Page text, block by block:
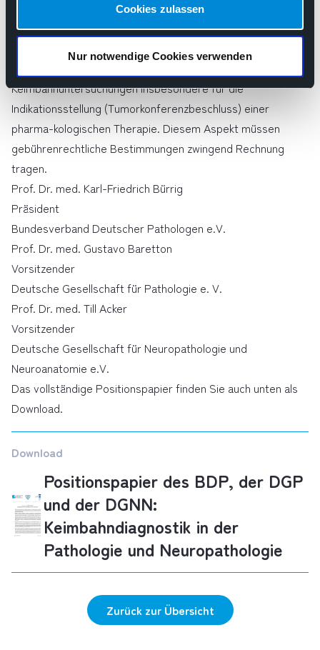
Cookies zulassen
Nur notwendige Cookies verwenden
Die sach- und fachgerechte Patientenversorgung durch die
Pathologie und Neuropathologie inkludiert über die
morphologische Tumorbeurteilung einschließlich der dort
Keimbahnuntersuchungen insbesondere für die
Indikationsstellung (Tumorkonferenzbeschluss) einer
pharma-kologischen Therapie. Diesem Aspekt müssen
gebührenrechtliche Bestimmungen zwingend Rechnung
tragen.
Prof. Dr. med. Karl-Friedrich Bürrig
Präsident
Bundesverband Deutscher Pathologen e.V.
Prof. Dr. med. Gustavo Baretton
Vorsitzender
Deutsche Gesellschaft für Pathologie e. V.
Prof. Dr. med. Till Acker
Vorsitzender
Deutsche Gesellschaft für Neuropathologie und
Neuroanatomie e.V.
Das vollständige Positionspapier finden Sie auch unten als
Download.
Download
Positionspapier des BDP, der DGP
und der DGNN:
Keimbahndiagnostik in der
Pathologie und Neuropathologie
Zurück zur Übersicht